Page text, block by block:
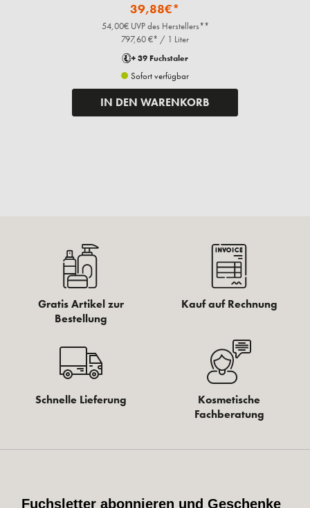
39,88€*
54,00€ UVP des Herstellers**
797,60 €* / 1 Liter
+ 39 Fuchstaler
Sofort verfügbar
IN DEN WARENKORB
Gratis Artikel zur
Bestellung
Kauf auf Rechnung
Schnelle Lieferung
Kosmetische
Fachberatung
Fuchsletter abonnieren und Geschenke